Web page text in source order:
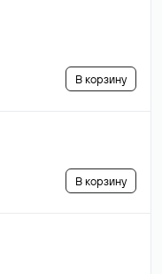
В корзину
В корзину